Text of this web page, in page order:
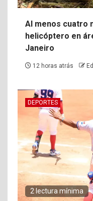
Al menos cuatro
helicóptero en
Janeiro
12 horas atrás
DEPORTES
2 lectura mínima